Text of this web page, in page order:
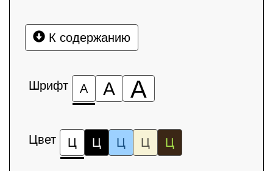
К содержанию
Шрифт А А А
Цвет Ц Ц Ц Ц Ц